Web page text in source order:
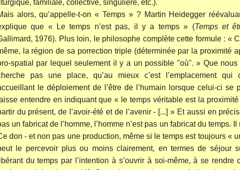
familiale, collective, singulière, etc.).
alors, qu’appelle-t-on « Temps » ? Martin Heidegger
que « Le temps n’est pas, il y a temps » (Temps et
1976). Plus loin, le philosophe complète cette formule : «
la région de sa porrection triple (déterminée par la proximité
spatial par lequel seulement il y a un possible "où". » Que
pas une place, qu’au mieux c’est l’emplacement qui
le déploiement de l’être de l’humain lorsque celui-ci se
entendre en indiquant que « le temps véritable est la proximité
du présent, de l’avoir-été et de l’avenir - [...] » Et aussi en
un fabricat de l’homme, l’homme n’est pas un fabricat du temps.
don - et non pas une production, même si le temps est toujours «
le percevoir plus ou moins clairement, en termes de séjour
du temps par l’intention à s’ouvrir à soi-même, à se rendre